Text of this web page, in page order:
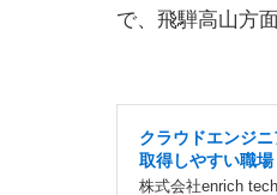
で、飛騨高山方
クラウドエンジ
取得しやすい職場
株式会社enrich